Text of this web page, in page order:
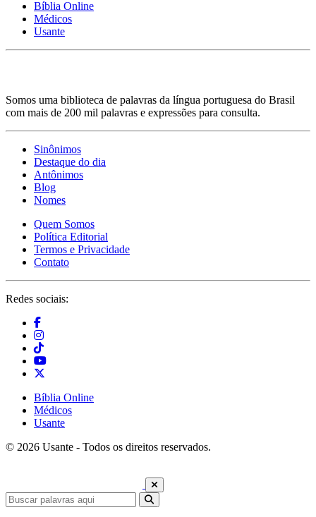
Bíblia Online
Médicos
Usante
Somos uma biblioteca de palavras da língua portuguesa do Brasil
com mais de 200 mil palavras e expressões para consulta.
Sinônimos
Destaque do dia
Antônimos
Blog
Nomes
Quem Somos
Política Editorial
Termos e Privacidade
Contato
Redes sociais:
Bíblia Online
Médicos
Usante
© 2026 Usante - Todos os direitos reservados.